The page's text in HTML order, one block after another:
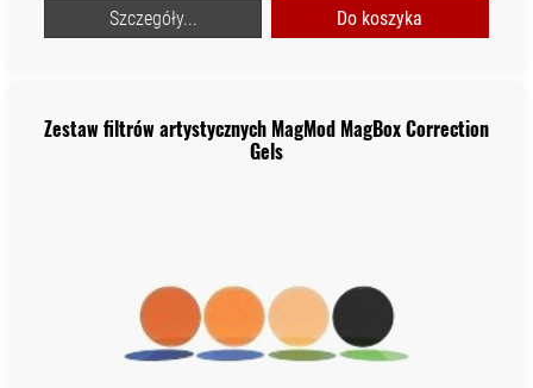
Szczegóły... Do koszyka
Zestaw filtrów artystycznych MagMod MagBox Correction
Gels